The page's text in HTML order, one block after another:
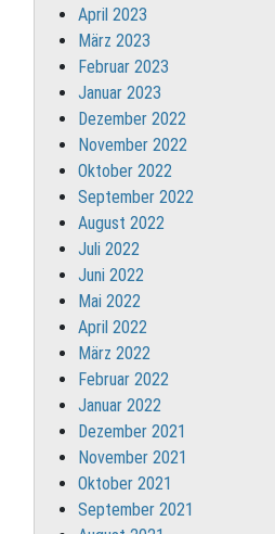
April 2023
März 2023
Februar 2023
Januar 2023
Dezember 2022
November 2022
Oktober 2022
September 2022
August 2022
Juli 2022
Juni 2022
Mai 2022
April 2022
März 2022
Februar 2022
Januar 2022
Dezember 2021
November 2021
Oktober 2021
September 2021